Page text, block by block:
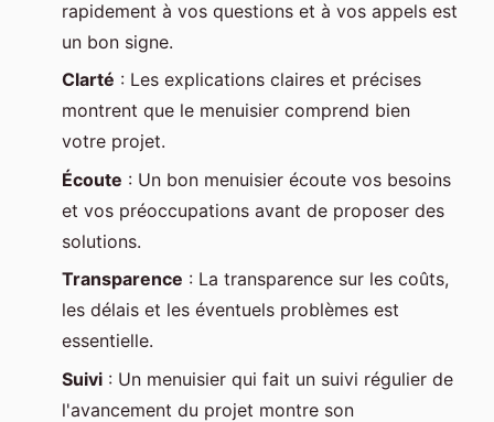
rapidement à vos questions et à vos appels est
un bon signe.
Clarté : Les explications claires et précises
montrent que le menuisier comprend bien
votre projet.
Écoute : Un bon menuisier écoute vos besoins
et vos préoccupations avant de proposer des
solutions.
Transparence : La transparence sur les coûts,
les délais et les éventuels problèmes est
essentielle.
Suivi : Un menuisier qui fait un suivi régulier de
l'avancement du projet montre son